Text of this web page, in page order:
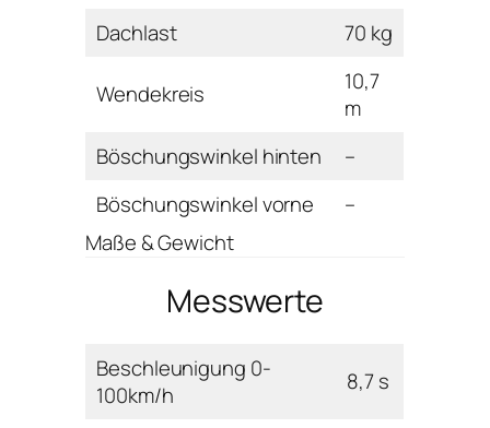
Dachlast
70 kg
Wendekreis
10,7
m
Böschungswinkel hinten
–
Böschungswinkel vorne
–
Maße & Gewicht
Messwerte
Beschleunigung 0-
100km/h
8,7 s